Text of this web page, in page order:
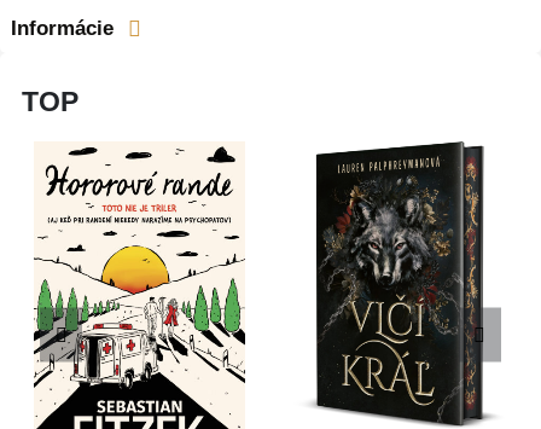
Informácie
TOP